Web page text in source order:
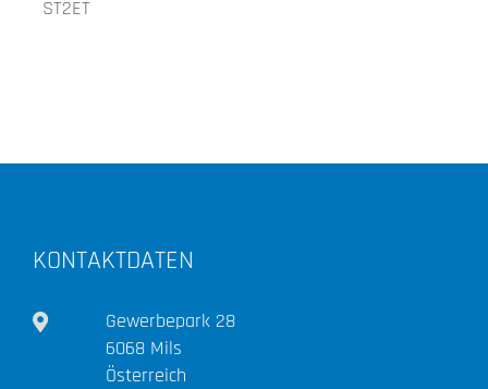
ST2ET
KONTAKTDATEN
Gewerbepark 28
6068 Mils
Österreich